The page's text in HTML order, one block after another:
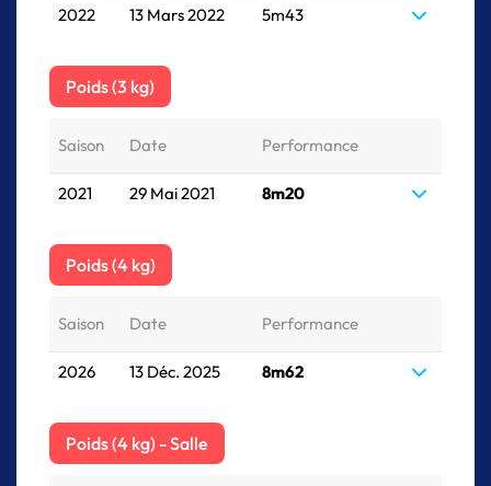
2022
13 Mars 2022 5m43
Poids (3 kg)
Saison Date Performance
2021 29 Mai 2021 8m20
Poids (4 kg)
Saison Date Performance
2026 13 Déc. 2025 8m62
Poids (4 kg) - Salle